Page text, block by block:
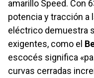
amarillo Speed. Con
potencia y tracción a
eléctrico demuestra
exigentes, como el
escocés significa
curvas cerradas